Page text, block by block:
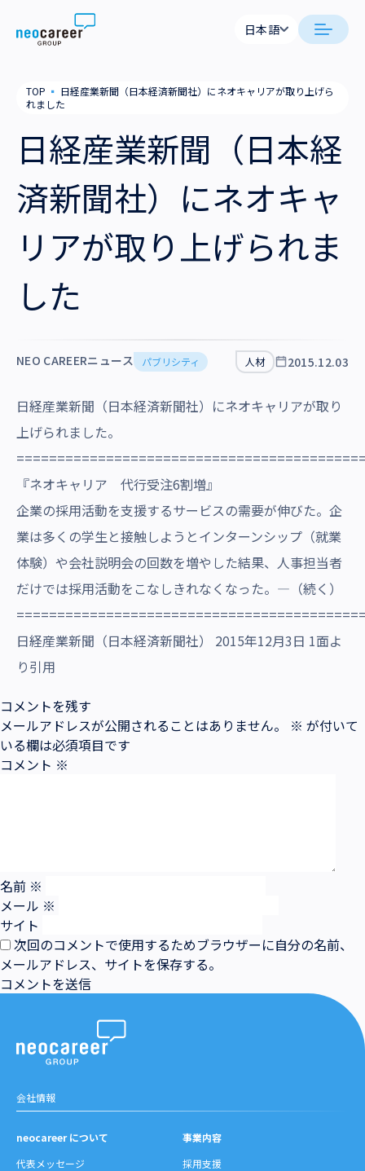
Skip to content
日本語
neocareer について
私たちの考え方
就労支援
業務支援
会社概要
役員一覧
拠点一覧
採用情報
日本語
TOP ▪ 日経産業新聞（日本経済新聞社）にネオキャリアが取り上げら
れました
日経産業新聞（日本経
済新聞社）にネオキャ
リアが取り上げられま
した
NEO CAREERニュース パブリシティ 人材 2015.12.03
日経産業新聞（日本経済新聞社）にネオキャリアが取り
上げられました。
『ネオキャリア 代行受注6割増』
企業の採用活動を支援するサービスの需要が伸びた。企
業は多くの学生と接触しようとインターンシップ（就業
体験）や会社説明会の回数を増やした結果、人事担当者
だけでは採用活動をこなしきれなくなった。―（続く）
日経産業新聞（日本経済新聞社） 2015年12月3日 1面よ
り引用
コメントを残す
メールアドレスが公開されることはありません。
※ が付いて
いる欄は必須項目です
コメント ※
名前 ※
メール ※
サイト
次回のコメントで使用するためブラウザーに自分の名前、
メールアドレス、サイトを保存する。
会社情報
neocareer について
代表メッセージ
事業内容
採用支援